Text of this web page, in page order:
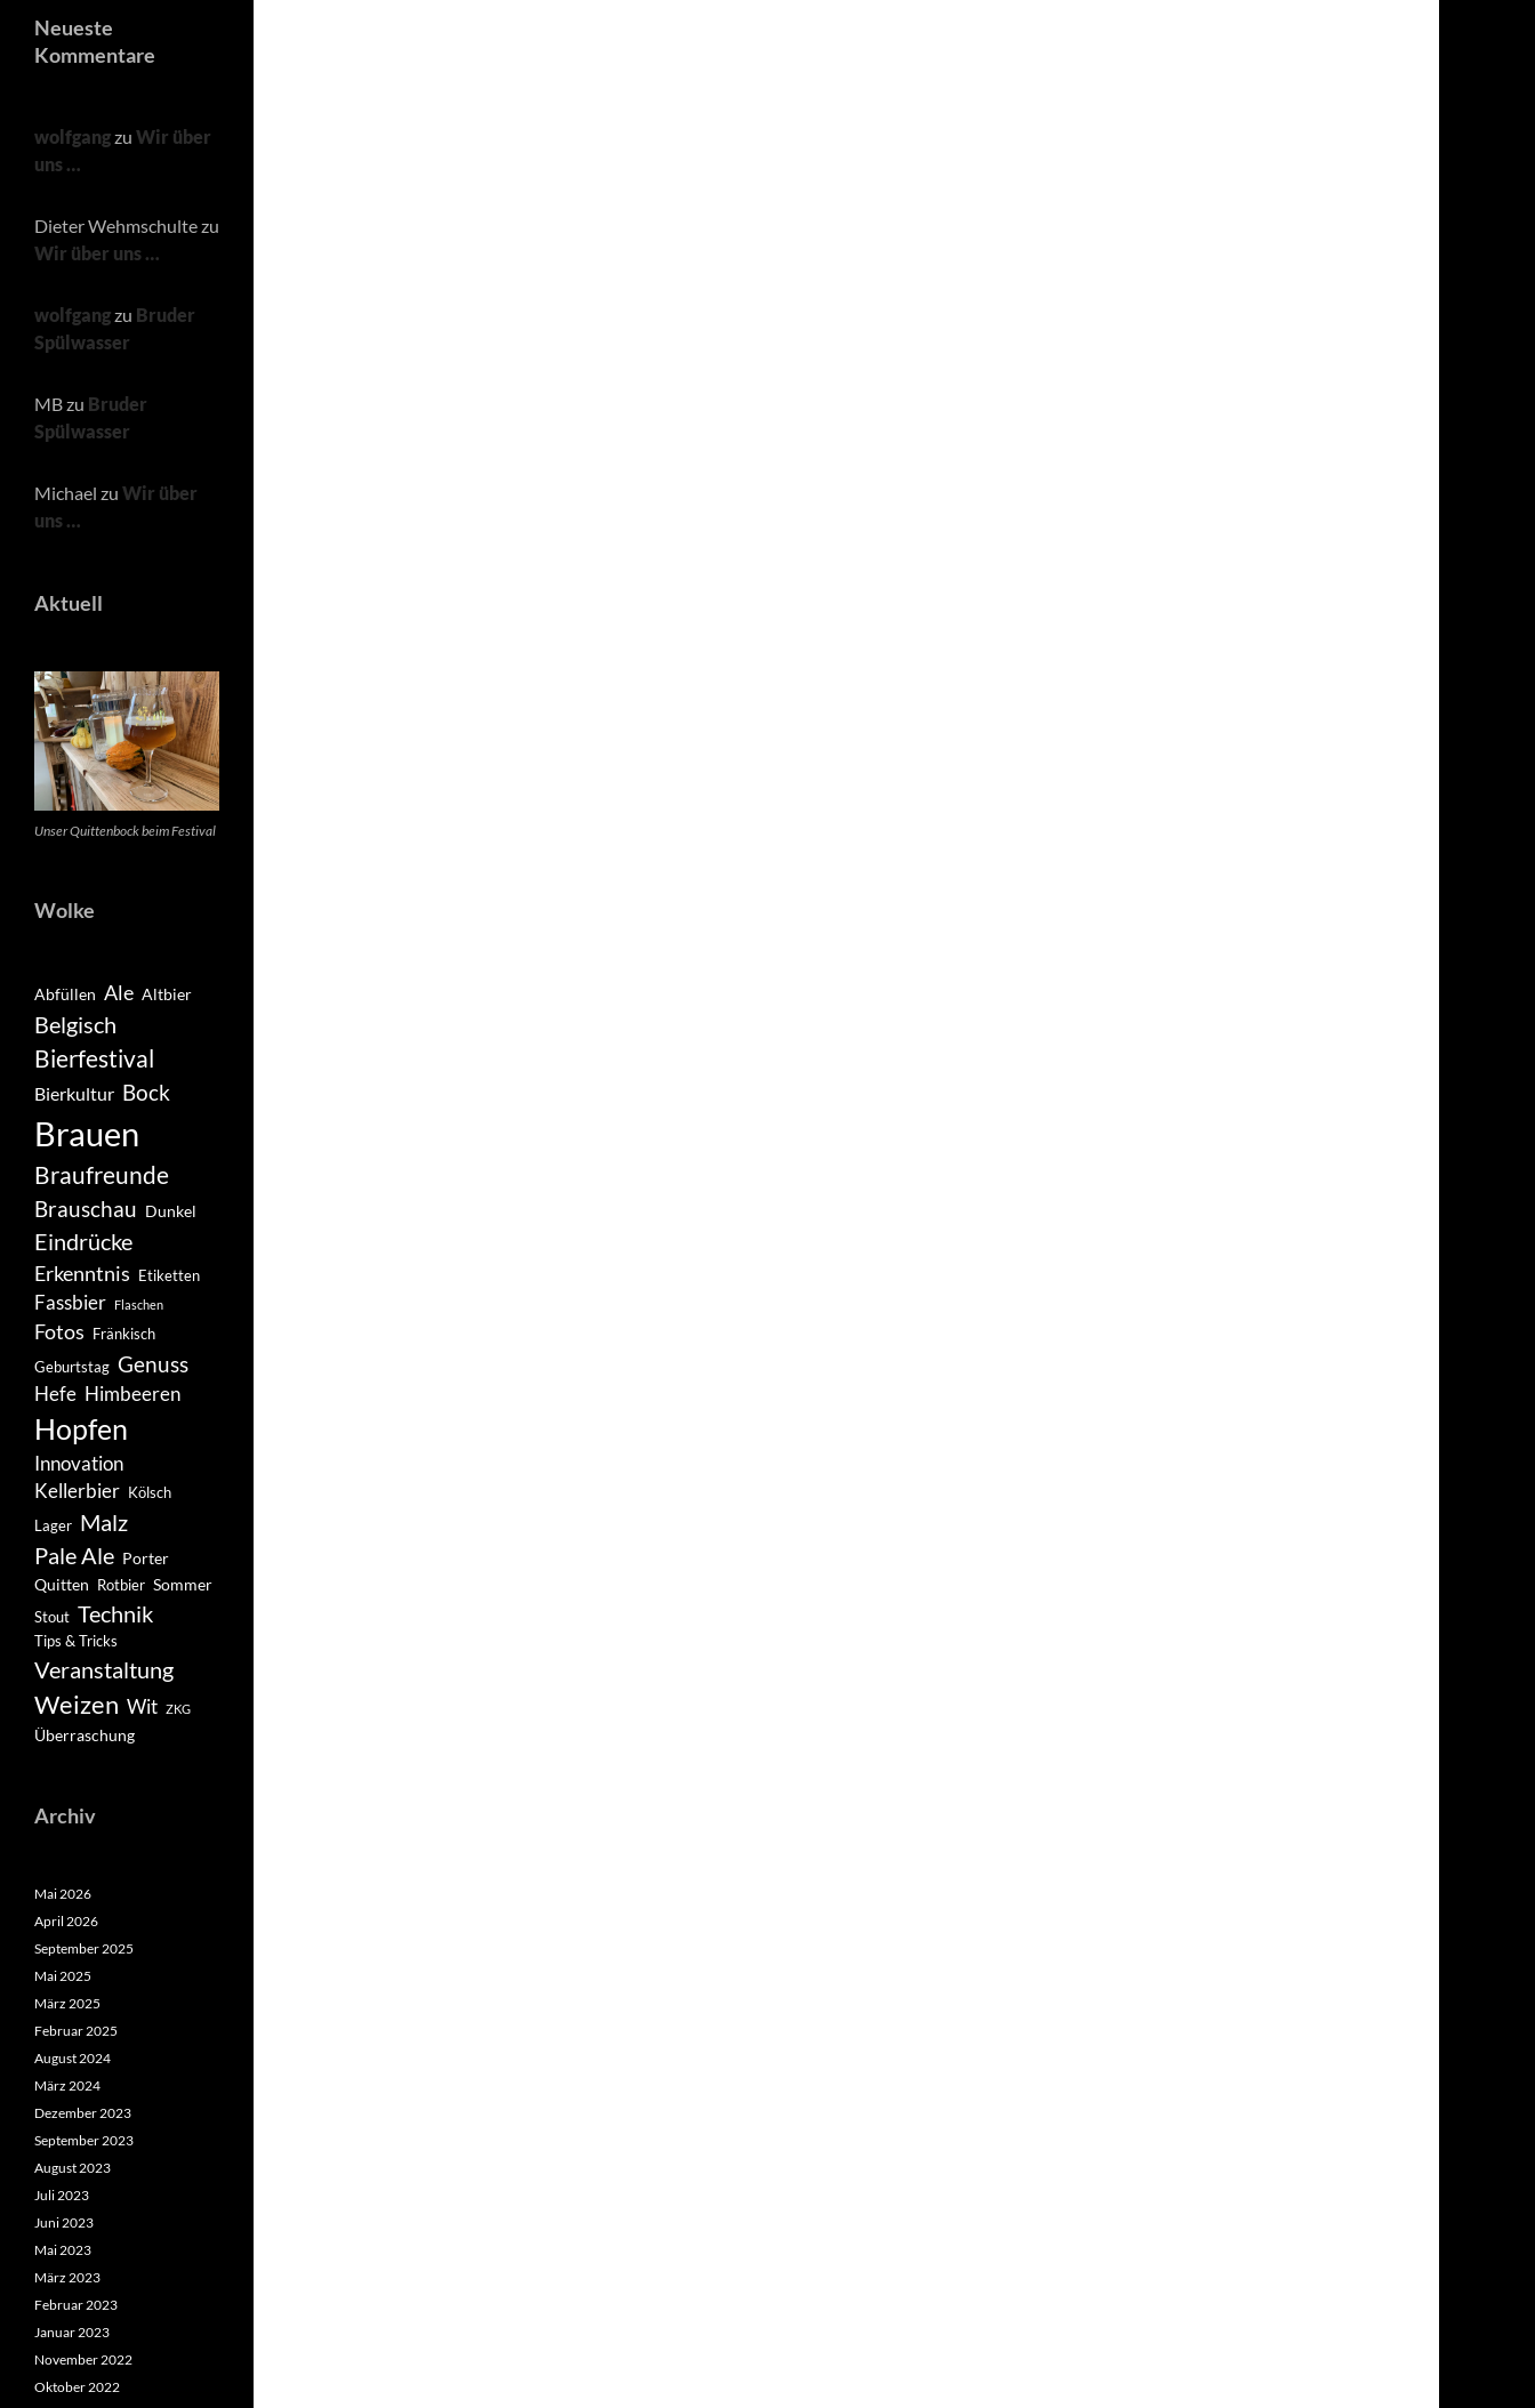
Neueste
Kommentare
wolfgangzu Wir über
uns …
Dieter Wehmschultezu
Wir über uns …
wolfgangzu Bruder
Spülwasser
MBzu Bruder
Spülwasser
Michael zu Wir über
uns …
Aktuell
Unser Quittenbock beim Festival
Wolke
Abfüllen Ale Altbier
Belgisch
Bierfestival
Bierkultur Bock
Brauen
Braufreunde
Brauschau Dunkel
Eindrücke
Erkenntnis Etiketten
Fassbier Flaschen
Fotos Fränkisch
Geburtstag Genuss
Hefe Himbeeren
Hopfen
Innovation
Kellerbier Kölsch
Lager Malz
Pale Ale Porter
Quitten Rotbier Sommer
Stout Technik
Tips & Tricks
Veranstaltung
Weizen Wit ZKG
Überraschung
Archiv
Mai 2026
April 2026
September 2025
Mai 2025
März 2025
Februar 2025
August 2024
März 2024
Dezember 2023
September 2023
August 2023
Juli 2023
Juni 2023
Mai 2023
März 2023
Februar 2023
Januar 2023
November 2022
Oktober 2022